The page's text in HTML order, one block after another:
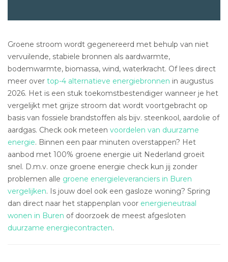
Groene stroom wordt gegenereerd met behulp van niet
vervuilende, stabiele bronnen als aardwarmte,
bodemwarmte, biomassa, wind, waterkracht. Of lees direct
meer over top-4 alternatieve energiebronnen in augustus
2026. Het is een stuk toekomstbestendiger wanneer je het
vergelijkt met grijze stroom dat wordt voortgebracht op
basis van fossiele brandstoffen als bijv. steenkool, aardolie of
aardgas. Check ook meteen voordelen van duurzame
energie. Binnen een paar minuten overstappen? Het
aanbod met 100% groene energie uit Nederland groeit
snel. D.m.v. onze groene energie check kun jij zonder
problemen alle groene energieleveranciers in Buren
vergelijken. Is jouw doel ook een gasloze woning? Spring
dan direct naar het stappenplan voor energieneutraal
wonen in Buren of doorzoek de meest afgesloten
duurzame energiecontracten.